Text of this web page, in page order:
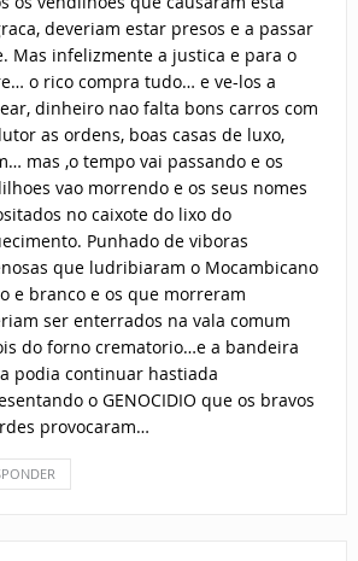
deveriam estar presos e a passar
Mas infelizmente a justica e para o
o rico compra tudo… e ve-los a
dinheiro nao falta bons carros com
as ordens, boas casas de luxo,
mas ,o tempo vai passando e os
vao morrendo e os seus nomes
no caixote do lixo do
Punhado de viboras
que ludribiaram o Mocambicano
e branco e os que morreram
ser enterrados na vala comum
do forno crematorio…e a bandeira
podia continuar hastiada
o GENOCIDIO que os bravos
provocaram…